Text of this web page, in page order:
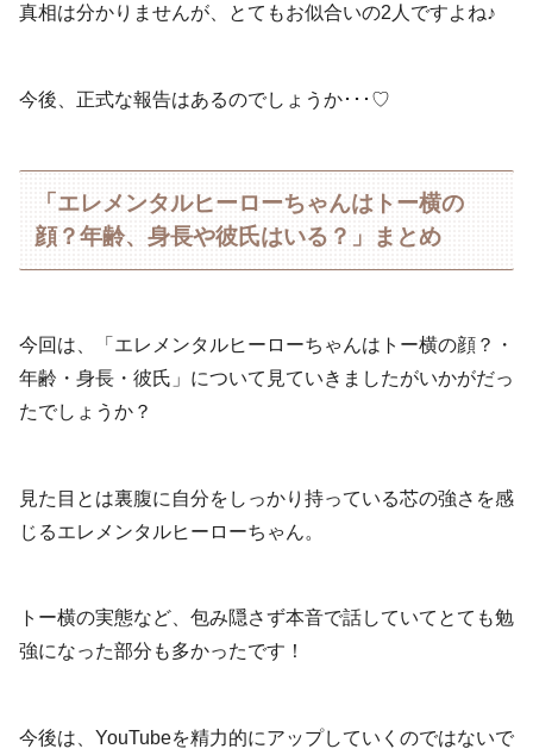
真相は分かりませんが、とてもお似合いの2人ですよね♪
今後、正式な報告はあるのでしょうか･･･♡
「エレメンタルヒーローちゃんはトー横の
顔？年齢、身長や彼氏はいる？」まとめ
今回は、「エレメンタルヒーローちゃんはトー横の顔？・
年齢・身長・彼氏」について見ていきましたがいかがだっ
たでしょうか？
見た目とは裏腹に自分をしっかり持っている芯の強さを感
じるエレメンタルヒーローちゃん。
トー横の実態など、包み隠さず本音で話していてとても勉
強になった部分も多かったです！
今後は、YouTubeを精力的にアップしていくのではないで